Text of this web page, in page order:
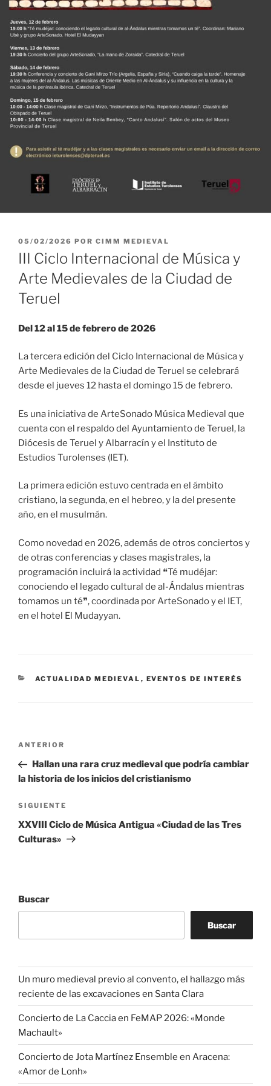
PUBLICADO
EL
05/02/2026 POR CIMM MEDIEVAL
III Ciclo Internacional de Música y
Arte Medievales de la Ciudad de
Teruel
Del 12 al 15 de febrero de 2026
La tercera edición del Ciclo Internacional de Música y
Arte Medievales de la Ciudad de Teruel se celebrará
desde el jueves 12 hasta el domingo 15 de febrero.
Es una iniciativa de ArteSonado Música Medieval que
cuenta con el respaldo del Ayuntamiento de Teruel, la
Diócesis de Teruel y Albarracín y el Instituto de
Estudios Turolenses (IET).
La primera edición estuvo centrada en el ámbito
cristiano, la segunda, en el hebreo, y la del presente
año, en el musulmán.
Como novedad en 2026, además de otros conciertos y
de otras conferencias y clases magistrales, la
programación incluirá la actividad ❝Té mudéjar:
conociendo el legado cultural de al-Ándalus mientras
tomamos un té❞, coordinada por ArteSonado y el IET,
en el hotel El Mudayyan.
CATEGORÍAS
ACTUALIDAD MEDIEVAL , EVENTOS DE INTERÉS
Navegación
entradas
Entrada
anterior:
ANTERIOR
Hallan una rara cruz medieval que podría cambiar
la historia de los inicios del cristianismo
Siguiente
entrada
SIGUIENTE
XXVIII Ciclo de Música Antigua «Ciudad de las Tres
Culturas»
Buscar
Buscar
Un muro medieval previo al convento, el hallazgo más
reciente de las excavaciones en Santa Clara
Concierto de La Caccia en FeMAP 2026: «Monde
Machault»
Concierto de Jota Martínez Ensemble en Aracena:
«Amor de Lonh»